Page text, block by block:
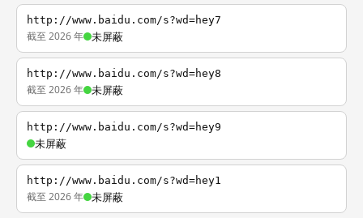
http://www.baidu.com/s?wd=hey7
截至 2026 年 未屏蔽
http://www.baidu.com/s?wd=hey8
截至 2026 年 未屏蔽
http://www.baidu.com/s?wd=hey9
未屏蔽
http://www.baidu.com/s?wd=hey1
截至 2026 年 未屏蔽